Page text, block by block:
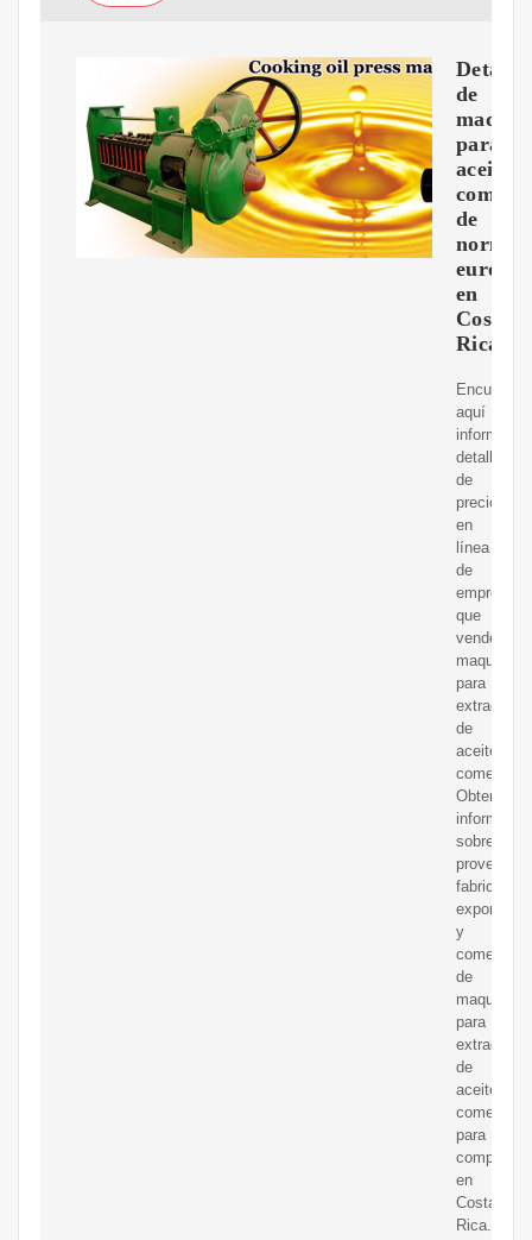
Detalle
de
para
aceite
de
norma
en
Costa
Rica
Encuentre
aquí
detallada
de
precios
en
línea
de
empresas
que
venden
maquinaria
para
extracción
de
aceite
Obtenga
sobre
y
de
maquinaria
para
extracción
de
aceite
comestible
para
comprar
en
Costa
Rica.